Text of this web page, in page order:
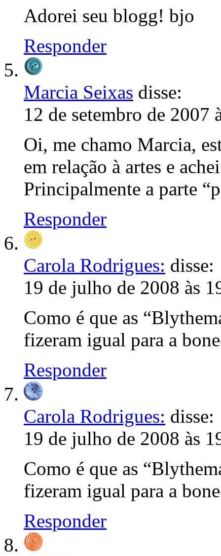
Adorei seu blogg! bjo
Responder
Marcia Seixas disse:
12 de setembro de 2007
Oi, me chamo Marcia,
em relação à artes e
Principalmente a parte
Responder
Carola Rodrigues: disse:
19 de julho de 2008 às
Como é que as
fizeram igual para a
Responder
Carola Rodrigues: disse:
19 de julho de 2008 às
Como é que as
fizeram igual para a
Responder